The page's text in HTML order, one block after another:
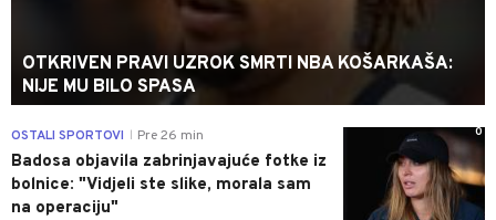
OTKRIVEN PRAVI UZROK SMRTI NBA KOŠARKAŠA:
NIJE MU BILO SPASA
0
OSTALI SPORTOVI Pre 26 min
Badosa objavila zabrinjavajuće fotke iz
bolnice: "Vidjeli ste slike, morala sam
na operaciju"